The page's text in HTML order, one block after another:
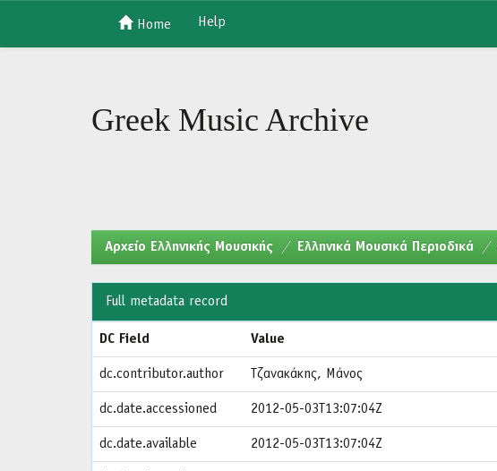
Home Help
Greek Music Archive
Aρχείο Ελληνικής Μουσικής Ελληνικά Μουσικά Περιοδικά
Full metadata record
DC Field Value
dc.contributor.author Τζανακάκης, Μάνος
dc.date.accessioned 2012-05-03T13:07:04Z
dc.date.available 2012-05-03T13:07:04Z